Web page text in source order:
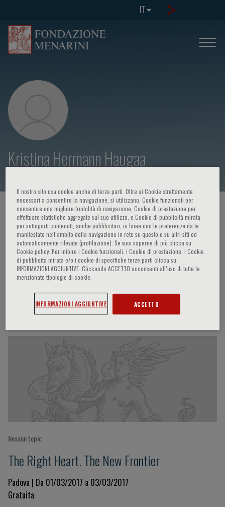
IT
Kristina Hermann Haugaa
HOME PAGE / CORSI ED EVENTI / RELATORE
Kristina Hermann Haugaa
Partecipazioni del relatore
Nessun topic
The Right Heart. The New Frontier
Padova | Da 01/03/2017 a 03/03/2017
Gratuita
Il nostro sito usa cookie anche di terze parti. Oltre ai Cookie strettamente
necessari a consentire la navigazione, si utilizzano, Cookie funzionali per
consentire una migliore fruibilità di navigazione, Cookie di prestazione per
effettuare statistiche aggregate sul suo utilizzo, e Cookie di pubblicità mirata
per sottoporti contenuti, anche pubblicitari, in linea con le preferenze da te
manifestate nell‘ambito della navigazione in rete su questo e su altri siti ed
automaticamente rilevate (profilazione). Se vuoi saperne di più clicca su
Cookie policy. Per inibire i Cookie funzionali, i Cookie di prestazione, i Cookie
di pubblicità mirata e/o i cookie di specifiche terze parti clicca su
INFORMAZIONI AGGIUNTIVE. Cliccando ACCETTO acconsenti all’uso di tutte le
menzionate tipologie di cookie.
INFORMAZIONI AGGIUNTIVE ACCETTO